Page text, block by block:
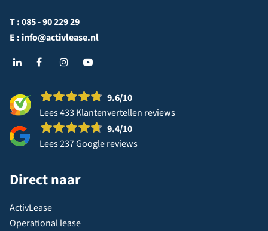
T :085 - 90 229 29
E : info@activlease.nl
9.6/10
Lees 433 Klantenvertellen reviews
9.4/10
Lees 237 Google reviews
Direct naar
ActivLease
Operational lease